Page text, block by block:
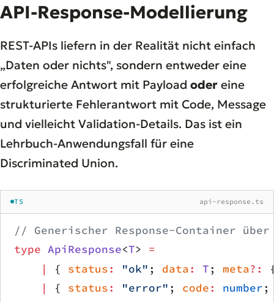
API-Response-Modellierung
REST-APIs liefern in der Realität nicht einfach
„Daten oder nichts", sondern entweder eine
erfolgreiche Antwort mit Payload oder eine
strukturierte Fehlerantwort mit Code, Message
und vielleicht Validation-Details. Das ist ein
Lehrbuch-Anwendungsfall für eine
Discriminated Union.
TS api-response.ts
// Generischer Response-Container
type ApiResponse<T> =
    |
{ status: "ok" ; data: T; meta?:
    |
{ status: "error" ; code: number